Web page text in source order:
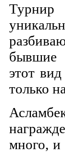
Турнир
бывшие
этот
только
много, и